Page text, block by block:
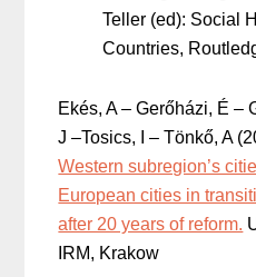
Teller (ed): Social
Countries,
Ekés, A – Gerőházi, É –
J –Tosics, I – Tönkő, A
Western subregion’s
European cities in
after 20 years of reform.
IRM, Krakow